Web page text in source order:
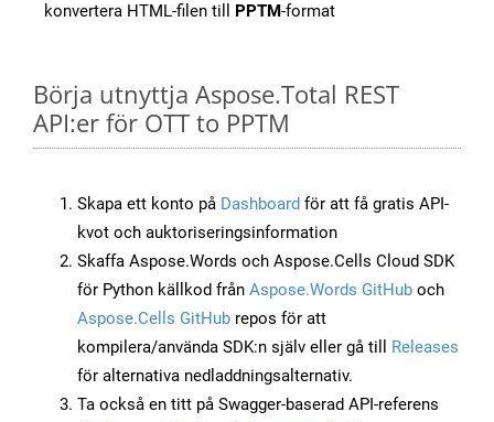
konvertera HTML-filen till PPTM-format
Börja utnyttja Aspose.Total REST
API:er för OTT to PPTM
Skapa ett konto på Dashboard för att få gratis API-
kvot och auktoriseringsinformation
Skaffa Aspose.Words och Aspose.Cells Cloud SDK
för Python källkod från Aspose.Words GitHub och
Aspose.Cells GitHub repos för att
kompilera/använda SDK:n själv eller gå till Releases
för alternativa nedladdningsalternativ.
Ta också en titt på Swagger-baserad API-referens